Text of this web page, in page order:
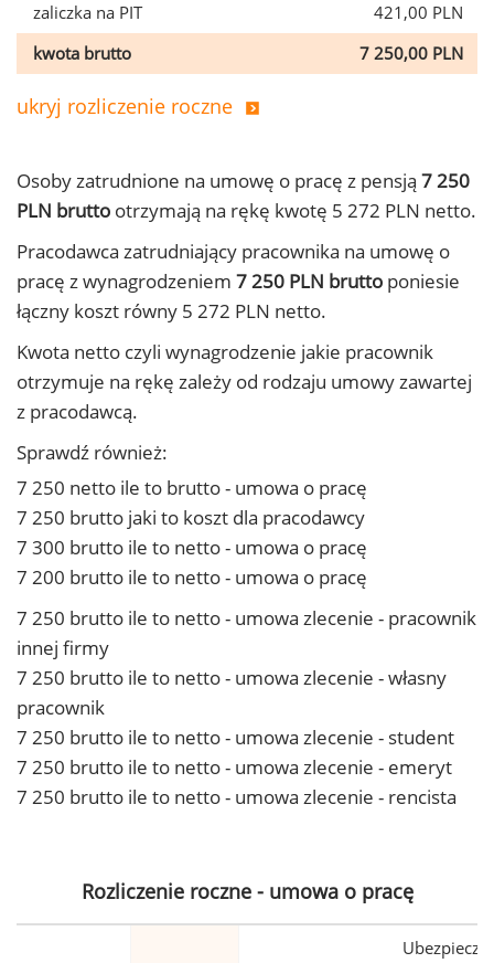
zaliczka na PIT
421,00 PLN
kwota brutto
7 250,00 PLN
ukryj rozliczenie roczne
Osoby zatrudnione na umowę o pracę z pensją 7 250
PLN brutto otrzymają na rękę kwotę 5 272 PLN netto.
Pracodawca zatrudniający pracownika na umowę o
pracę z wynagrodzeniem 7 250 PLN brutto poniesie
łączny koszt równy 5 272 PLN netto.
Kwota netto czyli wynagrodzenie jakie pracownik
otrzymuje na rękę zależy od rodzaju umowy zawartej
z pracodawcą.
Sprawdź również:
7 250 netto ile to brutto - umowa o pracę
7 250 brutto jaki to koszt dla pracodawcy
7 300 brutto ile to netto - umowa o pracę
7 200 brutto ile to netto - umowa o pracę
7 250 brutto ile to netto - umowa zlecenie - pracownik
innej firmy
7 250 brutto ile to netto - umowa zlecenie - własny
pracownik
7 250 brutto ile to netto - umowa zlecenie - student
7 250 brutto ile to netto - umowa zlecenie - emeryt
7 250 brutto ile to netto - umowa zlecenie - rencista
Rozliczenie roczne - umowa o pracę